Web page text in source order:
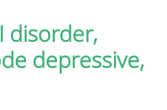
disorder,
depressive,